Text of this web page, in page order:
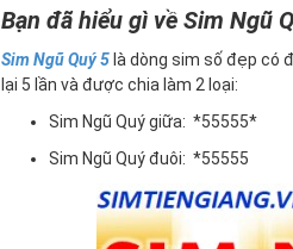
Bạn đã hiểu gì về Sim Ngũ
Sim Ngũ Quý 5 là dòng sim số đẹp có
lại 5 lần và được chia làm 2 loại:
Sim Ngũ Quý giữa: *55555*
Sim Ngũ Quý đuôi: *55555